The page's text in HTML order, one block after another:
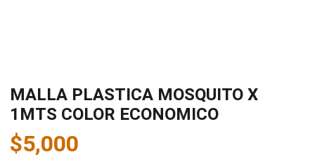
MALLA PLASTICA MOSQUITO X
1MTS COLOR ECONOMICO
$5,000